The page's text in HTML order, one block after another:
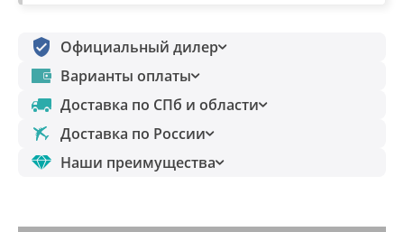
Официальный дилер
Варианты оплаты
Доставка по СПб и области
Доставка по России
Наши преимущества